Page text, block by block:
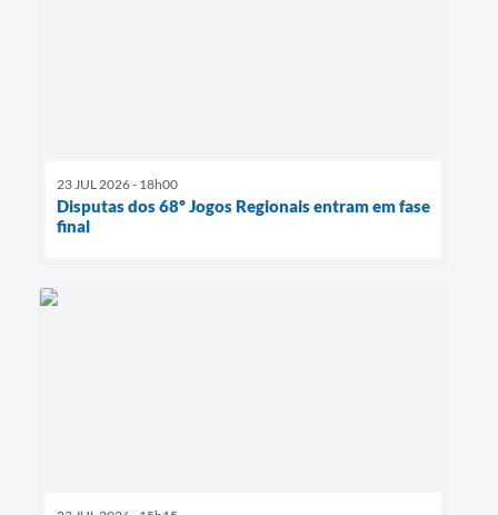
23 JUL 2026 - 18h00
Disputas dos 68º Jogos Regionais entram em fase
final